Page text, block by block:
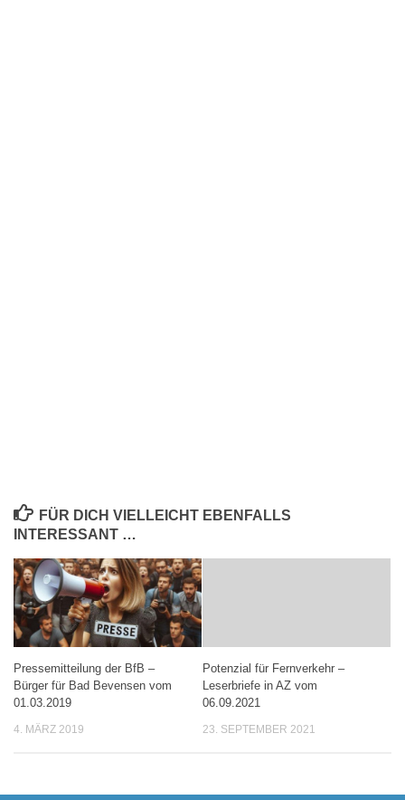
FÜR DICH VIELLEICHT EBENFALLS
INTERESSANT …
Pressemitteilung der BfB –
Bürger für Bad Bevensen vom
01.03.2019
4. MÄRZ 2019
Potenzial für Fernverkehr –
Leserbriefe in AZ vom
06.09.2021
23. SEPTEMBER 2021